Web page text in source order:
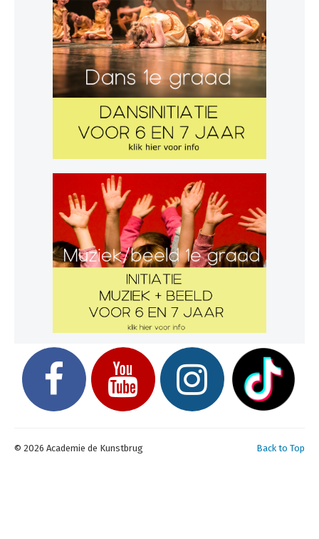
Back to Top
© 2026 Academie de Kunstbrug